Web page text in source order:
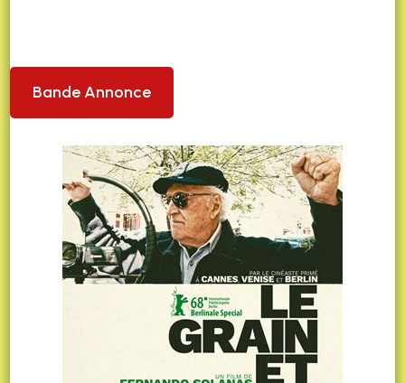
Bande Annonce